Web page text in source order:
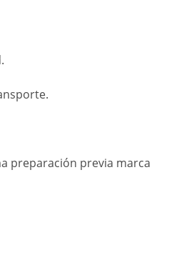
preparación previa marca